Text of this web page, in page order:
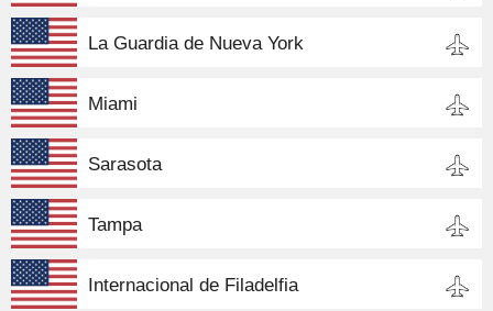
La Guardia de Nueva York
Miami
Sarasota
Tampa
Internacional de Filadelfia